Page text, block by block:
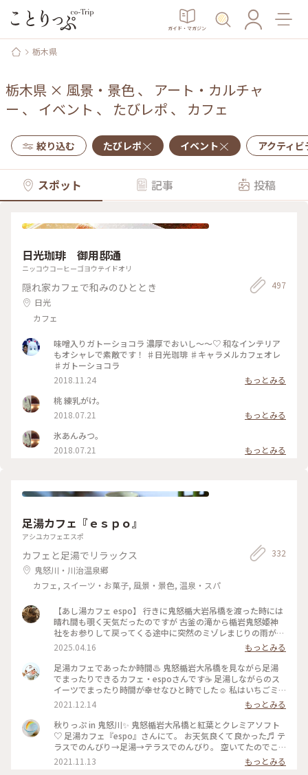
ガイド・マガジン
栃木県
栃木県 × 風景・景色、 アート・カルチャ
ー 、 イベント 、 たびレポ 、 カフェ
絞り込む たびレポ イベント アクティ
スポット 記事 投稿
日光珈琲 御用邸通
ニッコウコーヒーゴヨウテイドオリ
隠れ家カフェで和みのひととき
日光
カフェ
497
味噌入りガトーショコラ 濃厚でおいし〜〜♡ 和なインテリア
もオシャレで素敵です！ ♯日光珈琲 ♯キャラメルカフェオレ
♯ガトーショコラ
2018.11.24
もっとみる
桃 練乳がけ。
2018.07.21
もっとみる
氷あんみつ。
2018.07.21
もっとみる
足湯カフェ『ｅｓｐｏ』
アシユカフェエスポ
カフェと足湯でリラックス
鬼怒川・川治温泉郷
カフェ, スイーツ・お菓子, 風景・景色, 温泉・スパ
332
【あし湯カフェ espo】 行きに鬼怒楯大岩吊橋を渡った時には
晴れ間も覗く天気だったのですが 古釜の滝から楯岩鬼怒姫神
社をお参りして戻ってくる途中に突然のミゾレまじりの雨が😫
☔ 駆け足で吊橋を渡ってその先にあるあし湯カフェで雨宿りで
す☕️ こちらのカフェはホテルサンシャイン鬼怒川さんのカフェ
です 宿泊してなくてもカフェ利用ができました🙆‍♀️ 注文する時
にあし湯利用ですと伝えるとありがたいことにタオルも貸して
もらえます(*´꒳`*) 雨に濡れたのと気温が寒かったのであった
かいコーヒーを頂こうかと思ったんですが あし湯に浸かりな
がらなのでせっかくだから鬼怒川サイダーのいちごにしてみま
した🍓 サイダーは人工的なイチゴの味ではなくちゃんと果汁
のイチゴの味がしてめちゃ美味しかったです😋 おまけの4枚目
はお手洗いをお借りした際にホテルサンシャイン鬼怒川さんの
ロビーを通るんですが 何故かシロクマさんがいらっしゃいま
してびっくり🐻‍❄️ｶﾞｵｰ あとお手洗いのマークもイチゴちゃんで
2025.04.16
もっとみる
足湯カフェであったか時間♨️ 鬼怒楯岩大吊橋を見ながら足湯
でまったりできるカフェ・espoさんです☕️ 足湯しながらのス
イーツでまったり時間が幸せなひと時でした☺️ 私はいちごミ
ルク🍓のドリンクをいただきました！ 冷たかったけれど、足湯
しながらなのでちょうどよかったです😊 母はアイスやゼリー
などが中に入っている、珈琲モンブランを頼みました！ コー
ヒーパウダーの紅葉🍁が秋らしかったです。 高い所が苦手で、
吊橋は途中までしか渡れなかったのでカフェからの素敵な眺め
を楽しめてよかったです✨ 入った時は熱めかな？と思ったけれ
ど、慣れてくると心地よくて、ついつい長居をしてしまいまし
2021.12.14
もっとみる
秋りっぷ in 鬼怒川✨ 鬼怒楯岩大吊橋と紅葉とクレミアソフト
♡ 足湯カフェ『espo』さんにて。 お天気良くて良かった♬ テ
ラスでのんびり→足湯→テラスでのんびり。 空いてたのでこ
れをエンドレスで（笑） ブルーハワイの炭酸氷（コオリなん
です🧊）が 青空とリンクしているようでした💙 #足湯カフェ
2021.11.13 もっとみる